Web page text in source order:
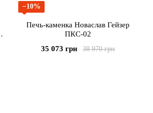
−10%
Печь-каменка Новаслав Гейзер
ПКС-02
38 970 грн
35 073 грн